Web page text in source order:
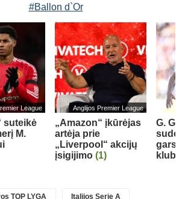
#Ballon d`Or
League
suteikė
M.
Anglijos Premier League
„Amazon“ įkūrėjas
artėja prie
„Liverpool“ akcijų
įsigijimo (1)
G.
garsų
klubą
TOP LYGA Italijos Serie A